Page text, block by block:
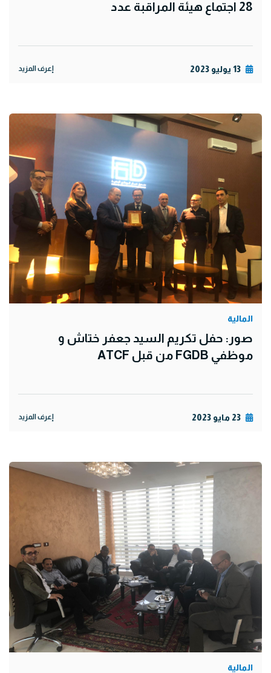
28 اجتماع هيئة المراقبة عدد
13 يوليو 2023 إعرف المزيد
المالية
صور: حفل تكريم السيد جعفر ختاش و
موظفي FGDB من قبل ATCF
23 مايو 2023 إعرف المزيد
المالية